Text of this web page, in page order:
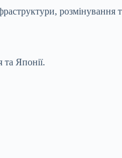
розмінування
Японії.